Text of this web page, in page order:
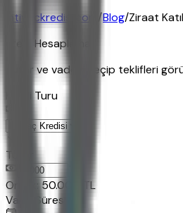
ihtiyackredisi.com /Blog/Ziraat
Kredi Hesaplama
Tutar ve vadeyi seçip teklifleri
Kredi Turu
Tutar
Ornek: 50.000
TL
Vade Süresi